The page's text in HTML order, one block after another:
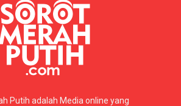
Putih adalah Media online yang